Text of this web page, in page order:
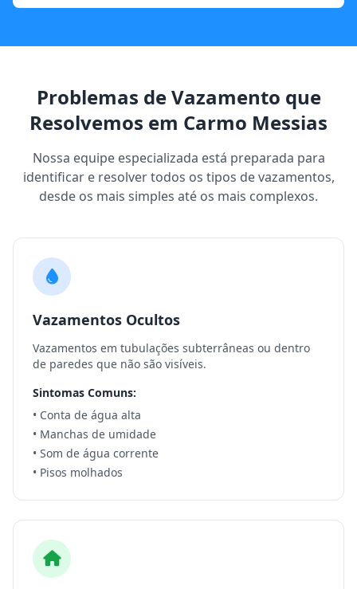
Problemas de Vazamento que
Resolvemos em Carmo Messias
Nossa equipe especializada está preparada para
identificar e resolver todos os tipos de vazamentos,
desde os mais simples até os mais complexos.
Vazamentos Ocultos
Vazamentos em tubulações subterrâneas ou dentro
de paredes que não são visíveis.
Sintomas Comuns:
• Conta de água alta
• Manchas de umidade
• Som de água corrente
• Pisos molhados